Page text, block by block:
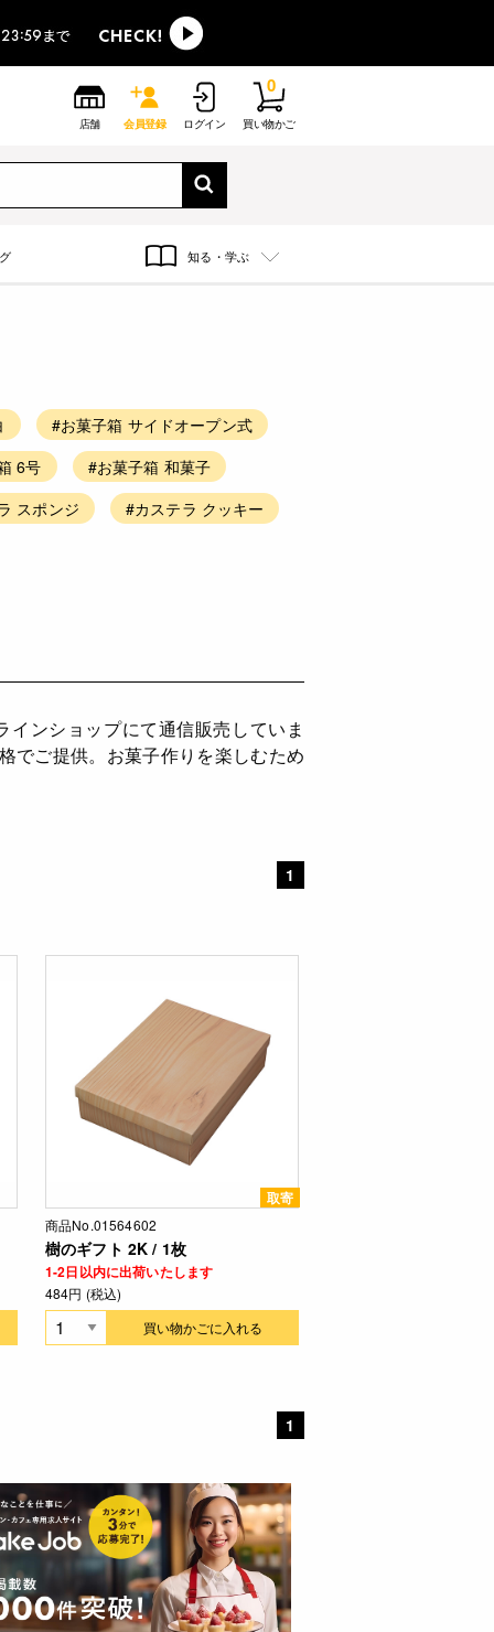
店舗 会員登録 ログイン 買い物かご
0
知る・学ぶ
#お菓子箱 サイドオープン式
6号
#お菓子箱 和菓子
スポンジ
#カステラ クッキー
ンショップにて通信販売していま
でご提供。お菓子作りを楽しむため
1
取寄
商品No.01564602
樹のギフト 2K / 1枚
1-2日以内に出荷いたします
484円 (税込)
買い物かごに入れる
1